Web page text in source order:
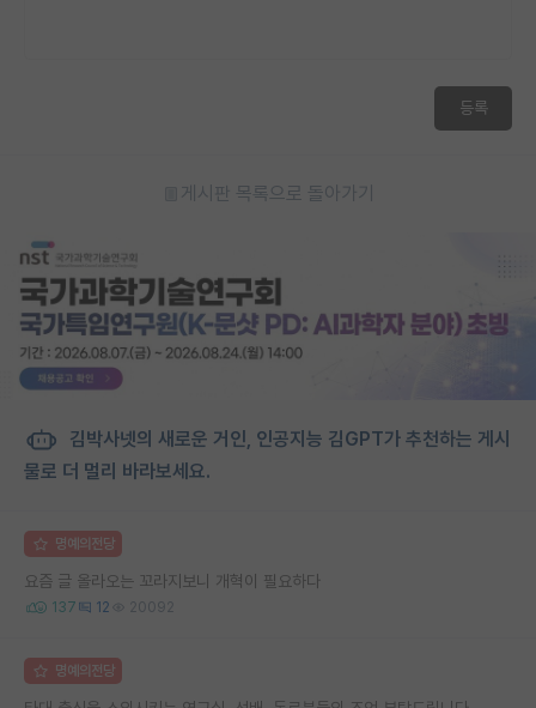
등록
게시판 목록으로 돌아가기
김박사넷의 새로운 거인, 인공지능 김GPT가 추천하는 게시
물로 더 멀리 바라보세요.
명예의전당
요즘 글 올라오는 꼬라지보니 개혁이 필요하다
137 12 20092
명예의전당